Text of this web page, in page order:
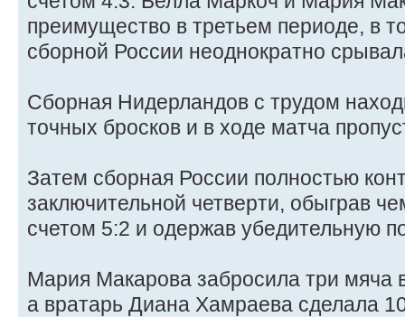
преимущество в третьем периоде, в
сборной России неоднократно
Сборная Нидерландов с трудом
точных бросков и в ходе матча
Затем сборная России полностью
заключительной четверти, обыграв
счетом 5:2 и одержав убедительную
Мария Макарова забросила три мяча
а вратарь Диана Хамраева сделала